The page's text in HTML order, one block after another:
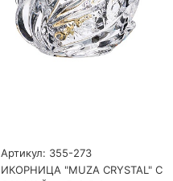
Артикул: 355-273
ИКОРНИЦА "MUZA CRYSTAL" С